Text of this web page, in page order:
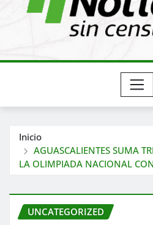
Inicio
AGUASCALIENTES SUMA
LA OLIMPIADA NACIONAL
UNCATEGORIZED